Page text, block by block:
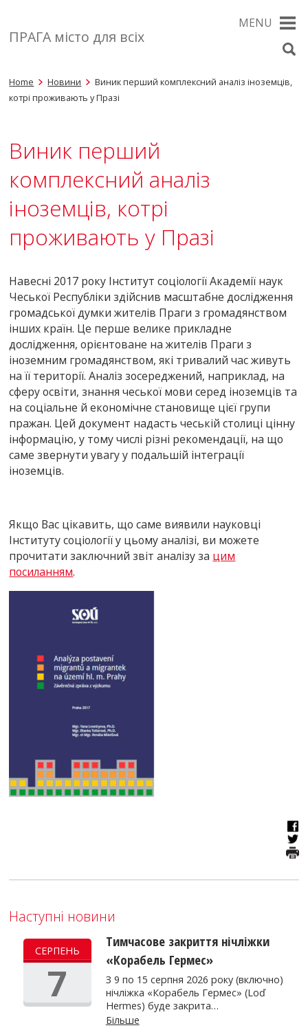
ПРАГА місто для всіх
MENU
Home Новини
Виник перший комплексний аналіз іноземців,
котрі проживають у Празі
Виник перший
комплексний аналіз
іноземців, котрі
проживають у Празі
Навесні 2017 року Інститут соціології Академії наук
Чеської Республіки здійснив масштабне дослідження
громадської думки жителів Праги з громадянством
інших країн. Це перше велике прикладне
дослідження, орієнтоване на жителів Праги з
іноземним громадянством, які тривалий час живуть
на її території. Аналіз зосереджений, наприклад, на
сферу освіти, знання чеської мови серед іноземців та
на соціальне й економічне становище цієї групи
пражан. Цей документ надасть чеській столиці цінну
інформацію, у тому числі різні рекомендації, на що
саме звернути увагу у подальшій інтеграції
іноземців.
Якщо Вас цікавить, що саме виявили науковці
Інституту соціології у цьому аналізі, ви можете
прочитати заключний звіт аналізу за цим
посиланням.
Наступні новини
СЕРПЕНЬ
7
Тимчасове закриття нічліжки
«Корабель Гермес»
З 9 по 15 серпня 2026 року (включно)
нічліжка «Корабель Гермес» (Loď
Hermes) буде закрита…
Більше